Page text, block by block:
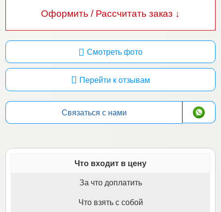
Оформить / Рассчитать заказ ↓
Смотреть фото
Перейти к отзывам
Связаться с нами
Что входит в цену
За что доплатить
Что взять с собой